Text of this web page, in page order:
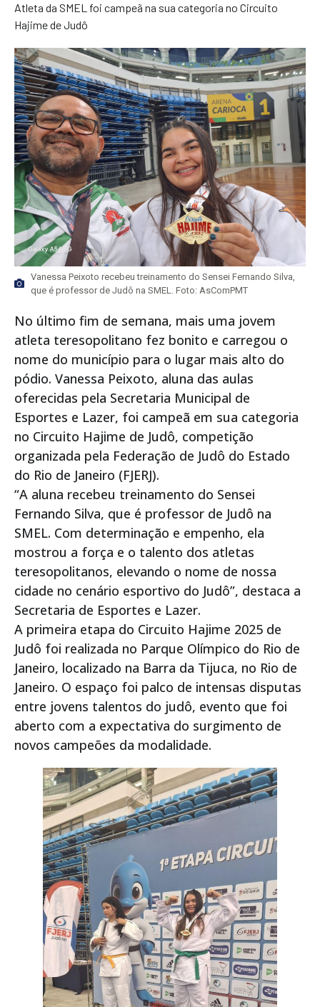
Atleta da SMEL foi campeã na sua categoria no Circuito
Hajime de Judô
Vanessa Peixoto recebeu treinamento do Sensei Fernando Silva,
que é professor de Judô na SMEL. Foto: AsComPMT
No último fim de semana, mais uma jovem
atleta teresopolitano fez bonito e carregou o
nome do município para o lugar mais alto do
pódio. Vanessa Peixoto, aluna das aulas
oferecidas pela Secretaria Municipal de
Esportes e Lazer, foi campeã em sua categoria
no Circuito Hajime de Judô, competição
organizada pela Federação de Judô do Estado
do Rio de Janeiro (FJERJ).
“A aluna recebeu treinamento do Sensei
Fernando Silva, que é professor de Judô na
SMEL. Com determinação e empenho, ela
mostrou a força e o talento dos atletas
teresopolitanos, elevando o nome de nossa
cidade no cenário esportivo do Judô”, destaca a
Secretaria de Esportes e Lazer.
A primeira etapa do Circuito Hajime 2025 de
Judô foi realizada no Parque Olímpico do Rio de
Janeiro, localizado na Barra da Tijuca, no Rio de
Janeiro. O espaço foi palco de intensas disputas
entre jovens talentos do judô, evento que foi
aberto com a expectativa do surgimento de
novos campeões da modalidade.